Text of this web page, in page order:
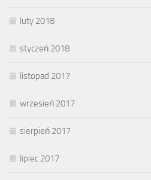
luty 2018
styczeń 2018
listopad 2017
wrzesień 2017
sierpień 2017
lipiec 2017